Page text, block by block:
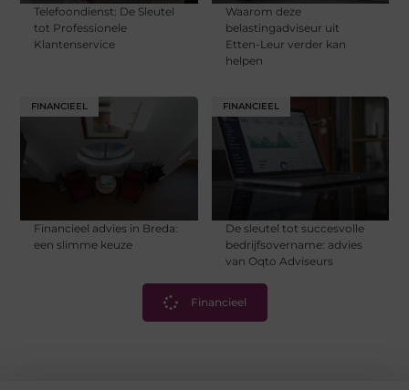
Telefoondienst: De Sleutel
tot Professionele
Klantenservice
Waarom deze
belastingadviseur uit
Etten-Leur verder kan
helpen
FINANCIEEL
Financieel advies in Breda:
een slimme keuze
FINANCIEEL
De sleutel tot succesvolle
bedrijfsovername: advies
van Oqto Adviseurs
Financieel